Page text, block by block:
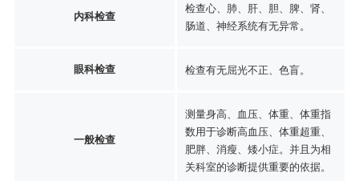
内科检查
检查心、肺、肝、胆、脾、肾、
肠道、神经系统有无异常。
眼科检查 检查有无屈光不正、色盲。
一般检查
测量身高、血压、体重、体重指
数用于诊断高血压、体重超重、
肥胖、消瘦、矮小症。并且为相
关科室的诊断提供重要的依据。